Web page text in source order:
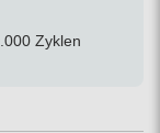
Zyklen